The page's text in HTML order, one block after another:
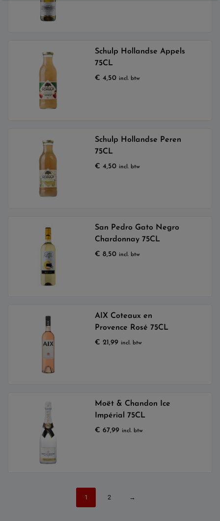
Schulp Hollandse Appels
75CL
€ 4,50 incl. btw
Schulp Hollandse Peren
75CL
€ 4,50 incl. btw
San Pedro Gato Negro
Chardonnay 75CL
€ 8,50 incl. btw
AIX Coteaux en
Provence Rosé 75CL
€ 21,99 incl. btw
Moët & Chandon Ice
Impérial 75CL
€ 67,99 incl. btw
1 2 →